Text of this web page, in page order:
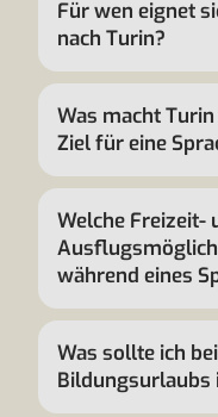
Für wen eignet
nach Turin?
Was macht
Ziel für eine
Welche Freizeit-
während eines
Was sollte ich
Bildungsurlaubs